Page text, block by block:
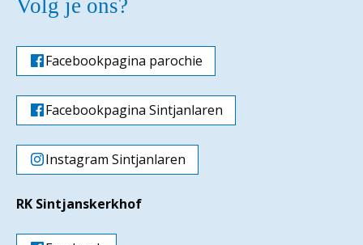
Volg je ons?
Facebookpagina parochie
Facebookpagina Sintjanlaren
Instagram Sintjanlaren
RK Sintjanskerkhof